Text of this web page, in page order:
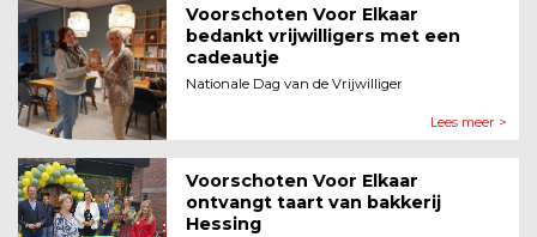
Voorschoten Voor Elkaar
bedankt vrijwilligers met een
cadeautje
Nationale Dag van de Vrijwilliger
Lees meer >
Voorschoten Voor Elkaar
ontvangt taart van bakkerij
Hessing